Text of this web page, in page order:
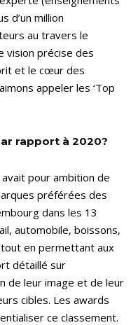
d’un million
au travers le
vision précise des
et le cœur des
appeler les ‘Top
rapport à 2020?
pour ambition de
préférées des
dans les 13
automobile, boissons,
en permettant aux
détaillé sur
de leur image et de leur
cibles. Les awards
ce classement.